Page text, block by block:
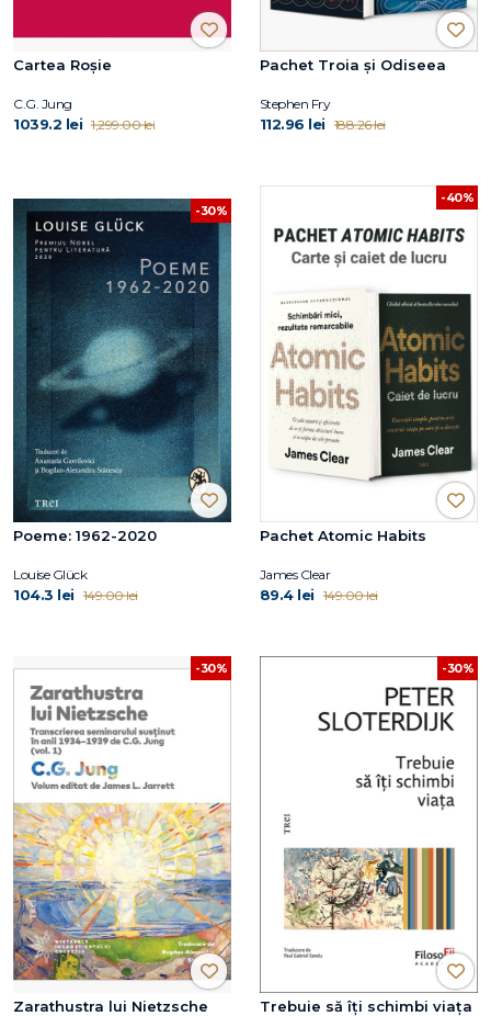
Cartea Roșie
C.G. Jung
1039.2 lei 1,299.00 lei
Pachet Troia și Odiseea
Stephen Fry
112.96 lei 188.26 lei
-30%
Poeme: 1962-2020
Louise Glück
104.3 lei 149.00 lei
-40%
Pachet Atomic Habits
James Clear
89.4 lei 149.00 lei
-30%
Zarathustra lui Nietzsche
-30%
Trebuie să îți schimbi viața